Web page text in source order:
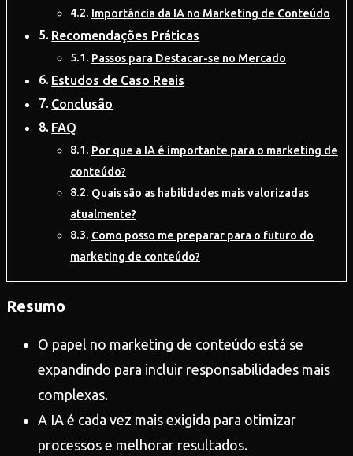
Importância da IA no Marketing de Conteúdo
Recomendações Práticas
Passos para Destacar-se no Mercado
Estudos de Caso Reais
Conclusão
FAQ
Por que a IA é importante para o marketing de
conteúdo?
Quais são as habilidades mais valorizadas
atualmente?
Como posso me preparar para o futuro do
marketing de conteúdo?
Resumo
O papel no marketing de conteúdo está se
expandindo para incluir responsabilidades mais
complexas.
A IA é cada vez mais exigida para otimizar
processos e melhorar resultados.